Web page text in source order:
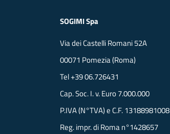
SOGIMI Spa
Via dei Castelli Romani 52A
00071 Pomezia (Roma)
Tel+39 06.726431
Cap. Soc. I. v. Euro 7.000.000
P.IVA (N°TVA) e C.F. 13188981008
Reg. impr. di Roma n°1428657